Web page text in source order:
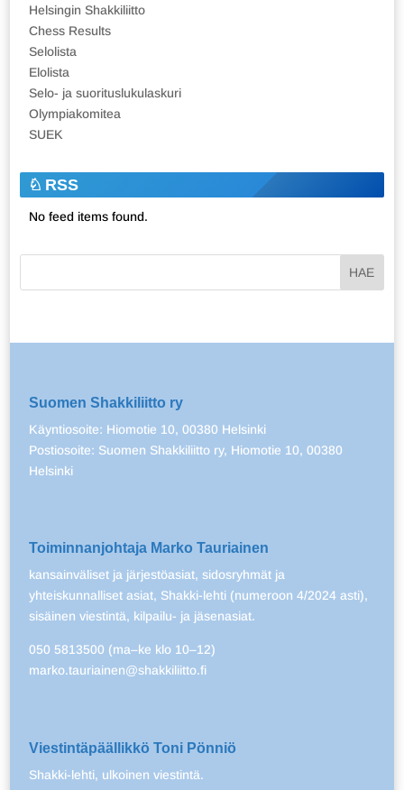
Helsingin Shakkiliitto
Chess Results
Selolista
Elolista
Selo- ja suorituslukulaskuri
Olympiakomitea
SUEK
RSS
No feed items found.
Suomen Shakkiliitto ry
Käyntiosoite: Hiomotie 10, 00380 Helsinki
Postiosoite: Suomen Shakkiliitto ry, Hiomotie 10, 00380
Helsinki
Toiminnanjohtaja Marko Tauriainen
kansainväliset ja järjestöasiat, sidosryhmät ja
yhteiskunnalliset asiat, Shakki-lehti (numeroon 4/2024 asti),
sisäinen viestintä, kilpailu- ja jäsenasiat.
050 5813500 (ma–ke klo 10–12)
marko.tauriainen@shakkiliitto.fi
Viestintäpäällikkö Toni Pönniö
Shakki-lehti, ulkoinen viestintä.